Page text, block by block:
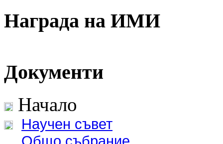
Награда на ИМИ
Документи
Начало
Научен съвет
Общо събрание